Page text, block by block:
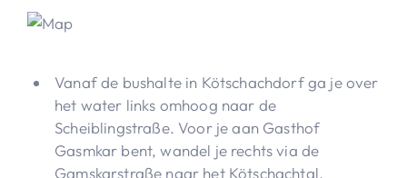
Vanaf de bushalte in Kötschachdorf ga je over
het water links omhoog naar de
Scheiblingstraße. Voor je aan Gasthof
Gasmkar bent, wandel je rechts via de
Gamskarstraße naar het Kötschachtal.